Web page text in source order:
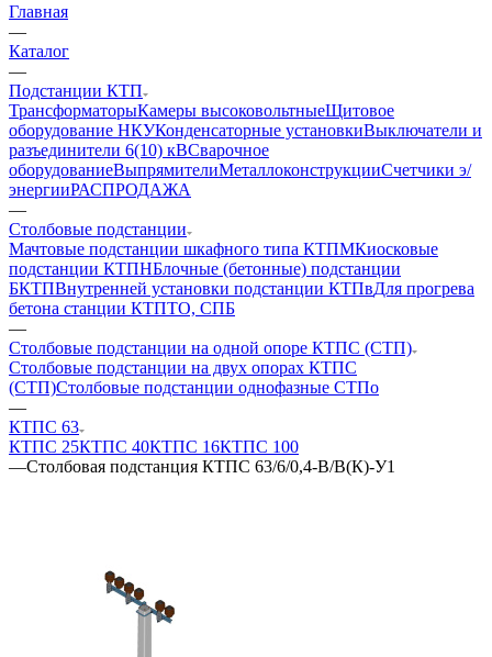
Главная
—
Каталог
—
Подстанции КТП
ТрансформаторыКамеры высоковольтныеЩитовое
оборудование НКУКонденсаторные установкиВыключатели и
разъединители 6(10) кВСварочное
оборудованиеВыпрямителиМеталлоконструкцииСчетчики э/
энергииРАСПРОДАЖА
—
Столбовые подстанции
Мачтовые подстанции шкафного типа КТПМКиосковые
подстанции КТПНБлочные (бетонные) подстанции
БКТПВнутренней установки подстанции КТПвДля прогрева
бетона станции КТПТО, СПБ
—
Столбовые подстанции на одной опоре КТПС (СТП)
Столбовые подстанции на двух опорах КТПС
(СТП)Столбовые подстанции однофазные СТПо
—
КТПС 63
КТПС 25КТПС 40КТПС 16КТПС 100
—Столбовая подстанция КТПС 63/6/0,4-В/В(К)-У1